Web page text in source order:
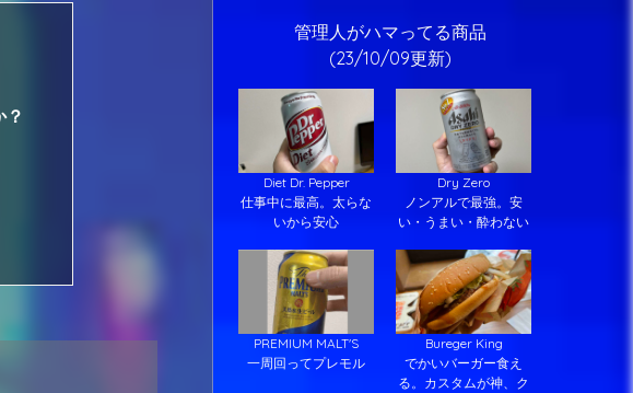
管理人がハマってる商品
(23/10/09更新)
Diet Dr. Pepper
仕事中に最高。太らな
いから安心
Dry Zero
ノンアルで最強。安
い・うまい・酔わない
PREMIUM MALT'S
一周回ってプレモル
Bureger King
でかいバーガー食え
る。カスタムが神、ク